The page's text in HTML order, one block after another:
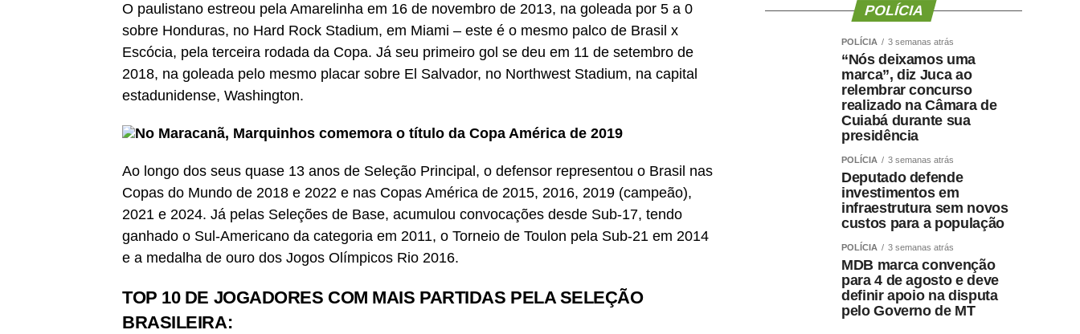
O paulistano estreou pela Amarelinha em 16 de novembro de 2013, na goleada por 5 a 0
sobre Honduras, no Hard Rock Stadium, em Miami – este é o mesmo palco de Brasil x
Escócia, pela terceira rodada da Copa. Já seu primeiro gol se deu em 11 de setembro de
2018, na goleada pelo mesmo placar sobre El Salvador, no Northwest Stadium, na capital
estadunidense, Washington.
No Maracanã, Marquinhos comemora o título da Copa América de 2019
Ao longo dos seus quase 13 anos de Seleção Principal, o defensor representou o Brasil nas
Copas do Mundo de 2018 e 2022 e nas Copas América de 2015, 2016, 2019 (campeão),
2021 e 2024. Já pelas Seleções de Base, acumulou convocações desde Sub-17, tendo
ganhado o Sul-Americano da categoria em 2011, o Torneio de Toulon pela Sub-21 em 2014
e a medalha de ouro dos Jogos Olímpicos Rio 2016.
TOP 10 DE JOGADORES COM MAIS PARTIDAS PELA SELEÇÃO
BRASILEIRA:
POLÍCIA
POLÍCIA 3 semanas atrás
“Nós deixamos uma
marca”, diz Juca ao
relembrar concurso
realizado na Câmara de
Cuiabá durante sua
presidência
POLÍCIA 3 semanas atrás
Deputado defende
investimentos em
infraestrutura sem novos
custos para a população
POLÍCIA 3 semanas atrás
MDB marca convenção
para 4 de agosto e deve
definir apoio na disputa
pelo Governo de MT